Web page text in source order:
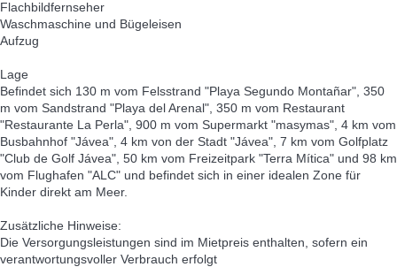
Flachbildfernseher
Waschmaschine und Bügeleisen
Aufzug
Lage
Befindet sich 130 m vom Felsstrand "Playa Segundo Montañar", 350
m vom Sandstrand "Playa del Arenal", 350 m vom Restaurant
"Restaurante La Perla", 900 m vom Supermarkt "masymas", 4 km vom
Busbahnhof "Jávea", 4 km von der Stadt "Jávea", 7 km vom Golfplatz
"Club de Golf Jávea", 50 km vom Freizeitpark "Terra Mítica" und 98 km
vom Flughafen "ALC" und befindet sich in einer idealen Zone für
Kinder direkt am Meer.
Zusätzliche Hinweise:
Die Versorgungsleistungen sind im Mietpreis enthalten, sofern ein
verantwortungsvoller Verbrauch erfolgt